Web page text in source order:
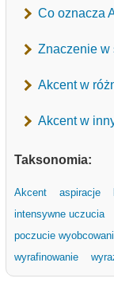
Co oznacza
Znaczenie w
Akcent w
Akcent w
Taksonomia:
Akcent aspiracje
intensywne uczucia
poczucie
wyrafinowanie